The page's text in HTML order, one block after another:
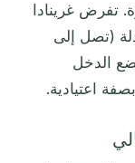
تفرض غرينادا
(تصل إلى
الدخل
اعتيادية.